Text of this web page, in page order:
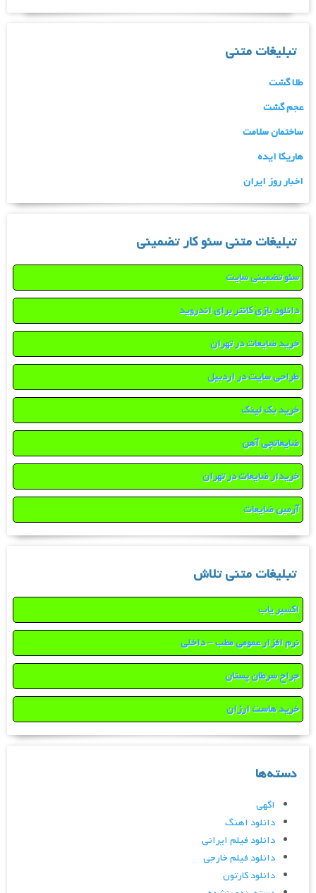
تبلیغات متنی
طلا گشت
عجم گشت
ساختمان سلامت
هاریکا ایده
اخبار روز ایران
تبلیغات متنی سئو کار تضمینی
سئو تضمینی سایت
دانلود بازی کانتر برای اندروید
خرید ضایعات در تهران
طراحی سایت در اردبیل
خرید بک لینک
ضایعاتچی آهن
خریدار ضایعات در تهران
آرمین ضایعات
تبلیغات متنی تلاش
اکسیر یاب
نرم افزار عمومی مطب – داخلی
جراح سرطان پستان
خرید هاست ارزان
دسته‌ها
اگهی
دانلود اهنگ
دانلود فیلم ایرانی
دانلود فیلم خارجی
دانلود کارتون